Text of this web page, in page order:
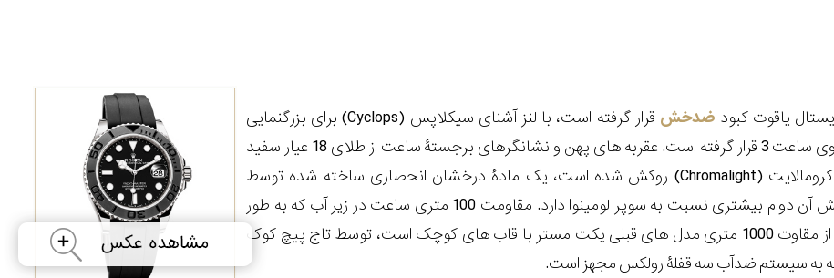
یاقوت کبود ضدخش
قرار گرفته است، با لنز آشنای سیکلاپس (Cyclops) برای بزرگنمایی
صفحۀ تقویم که روی ساعت 3 قرار گرفته است. عقربه های پهن و نشانگرهای برجستۀ ساعت از طلای 18 عیار سفید
ساخته شده و با کرومالایت (Chromalight) روکش شده است، یک مادۀ درخشان انحصاری ساخته شده توسط
رولکس که درخشش آن دوام بیشتری نسبت به سوپر لومینوا دارد. مقاومت 100 متری ساعت در زیر آب که به طور
قابل توجهی کمتر از مقاوت 1000 متری مدل های قبلی یکت مستر با قاب های کوچک است، توسط تاج پیچ کوک
به سیستم ضدآب سه قفلۀ رولکس مجهز است.